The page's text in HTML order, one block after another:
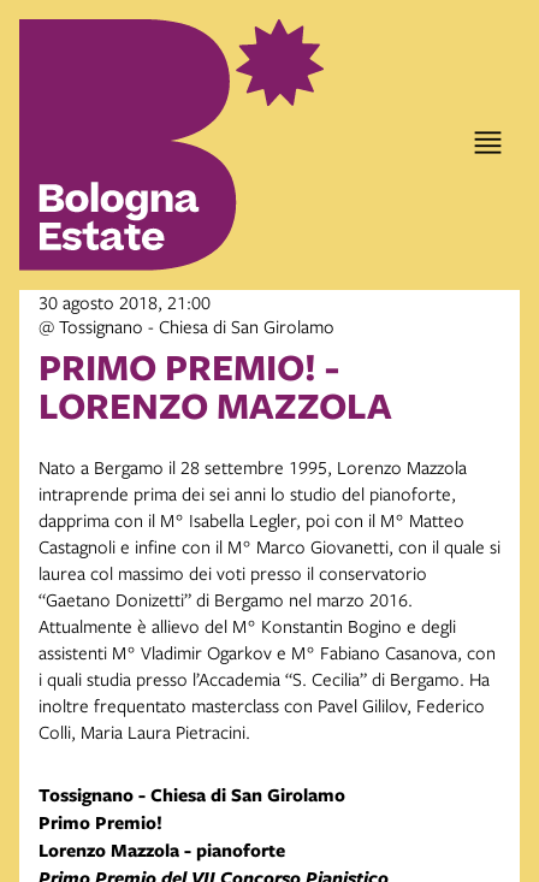
30 agosto 2018, 21:00
@ Tossignano - Chiesa di San Girolamo
PRIMO PREMIO! -
LORENZO MAZZOLA
Nato a Bergamo il 28 settembre 1995, Lorenzo Mazzola
intraprende prima dei sei anni lo studio del pianoforte,
dapprima con il M° Isabella Legler, poi con il M° Matteo
Castagnoli e infine con il M° Marco Giovanetti, con il quale si
laurea col massimo dei voti presso il conservatorio
“Gaetano Donizetti” di Bergamo nel marzo 2016.
Attualmente è allievo del M° Konstantin Bogino e degli
assistenti M° Vladimir Ogarkov e M° Fabiano Casanova, con
i quali studia presso l’Accademia “S. Cecilia” di Bergamo. Ha
inoltre frequentato masterclass con Pavel Gililov, Federico
Colli, Maria Laura Pietracini.
Tossignano - Chiesa di San Girolamo
Primo Premio!
Lorenzo Mazzola - pianoforte